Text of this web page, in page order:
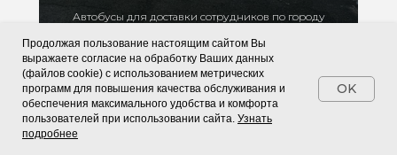
Продолжая пользование настоящим сайтом Вы
выражаете согласие на обработку Ваших данных
(файлов cookie) с использованием метрических
программ для повышения качества обслуживания и
обеспечения максимального удобства и комфорта
пользователей при использовании сайта. Узнать
подробнее
OK
Автобусы для доставки сотрудников по городу